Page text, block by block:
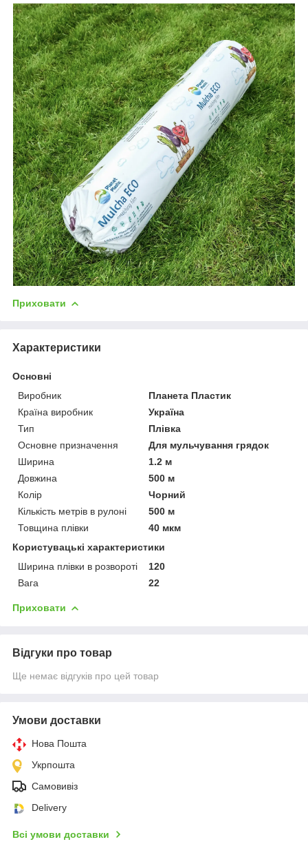
Приховати
Характеристики
Основні
Виробник
Планета Пластик
Країна виробник
Україна
Тип
Плівка
Основне призначення
Для мульчування грядок
Ширина
1.2 м
Довжина
500 м
Колір
Чорний
Кількість метрів в рулоні
500 м
Товщина плівки
40 мкм
Користувацькі характеристики
Ширина плівки в розвороті
120
Вага
22
Приховати
Відгуки про товар
Ще немає відгуків про цей товар
Умови доставки
Нова Пошта
Укрпошта
Самовивіз
Delivery
Всі умови доставки